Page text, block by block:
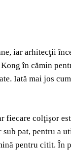
iar arhitecţii
în cămin
Iată mai jos
fiecare colţişor
pat, pentru a
pentru citit. În